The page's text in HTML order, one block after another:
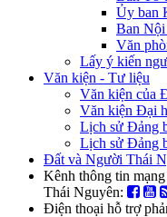
Ủy ban
Ban Nội
Văn
Lấy ý kiến
Văn kiện - Tư liệu
Văn kiện của
Văn kiện Đại
Lịch sử Đảng
Lịch sử Đảng
Đất và Người Thái
Kênh thông tin
Thái Nguyên:
Điện thoại hỗ trợ